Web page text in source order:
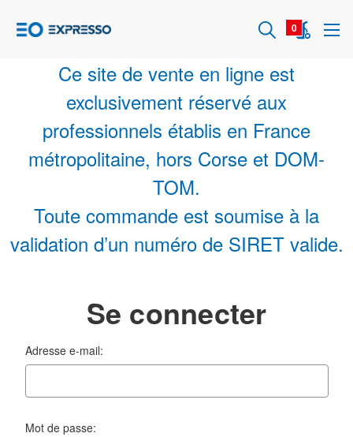
0
Ce site de vente en ligne est
exclusivement réservé aux
professionnels établis en France
métropolitaine, hors Corse et DOM-
TOM.
Toute commande est soumise à la
validation d’un numéro de SIRET valide.
Se connecter
Adresse e-mail:
Mot de passe: